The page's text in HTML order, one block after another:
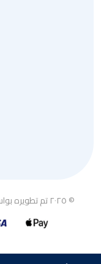
© ٢٠٢٥ تم تطويره بواسطة SNG UNITED. جميع الحقوق محفوظة